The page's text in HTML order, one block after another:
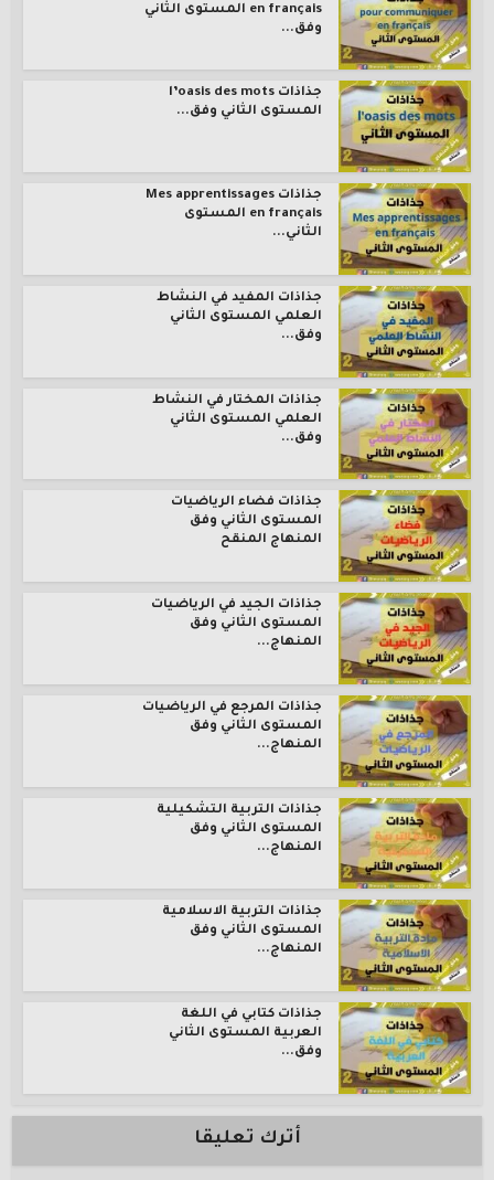
en français المستوى الثاني
وفق...
جذاذات l’oasis des mots
المستوى الثاني وفق...
جذاذات Mes apprentissages
en français المستوى
الثاني...
جذاذات المفيد في النشاط
العلمي المستوى الثاني
وفق...
جذاذات المختار في النشاط
العلمي المستوى الثاني
وفق...
جذاذات فضاء الرياضيات
المستوى الثاني وفق
المنهاج المنقح
جذاذات الجيد في الرياضيات
المستوى الثاني وفق
المنهاج...
جذاذات المرجع في الرياضيات
المستوى الثاني وفق
المنهاج...
جذاذات التربية التشكيلية
المستوى الثاني وفق
المنهاج...
جذاذات التربية الاسلامية
المستوى الثاني وفق
المنهاج...
جذاذات كتابي في اللغة
العربية المستوى الثاني
وفق...
أترك تعليقا